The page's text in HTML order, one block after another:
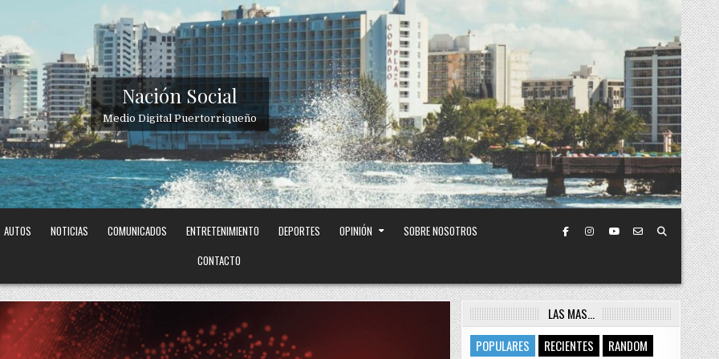
Nación Social
Medio Digital Puertorriqueño
AUTOS NOTICIAS COMUNICADOS ENTRETENIMIENTO DEPORTES OPINIÓN
SOBRE NOSOTROS
CONTACTO
LAS MAS…
POPULARES
RECIENTES RANDOM